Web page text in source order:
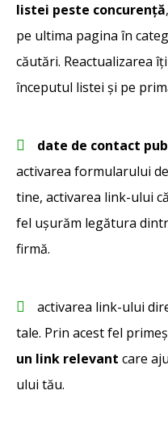
listei peste concurență
pe ultima pagina în
căutări. Reactualizarea
începutul listei și pe
date de contact
activarea formularului
tine, activarea link-ului
fel ușurăm legătura
firmă.
activarea link-ului
tale. Prin acest fel
un link relevant care
ului tău.